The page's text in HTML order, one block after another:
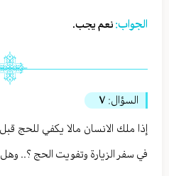
الجواب: نعم يجب.
السؤال: ٧
إذا ملك الانسان مالا يكفي للحج
في سفر الزيارة وتفويت الحج ؟..